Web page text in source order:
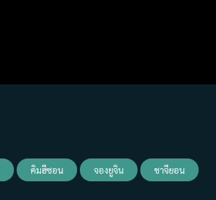
คิมฮีซอน จองยูจิน ชาจียอน